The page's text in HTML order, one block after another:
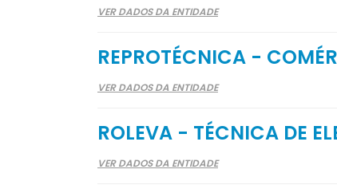
VER DADOS DA ENTIDADE
REPROTÉCNICA -
VER DADOS DA ENTIDADE
ROLEVA - TÉCNICA DE
VER DADOS DA ENTIDADE